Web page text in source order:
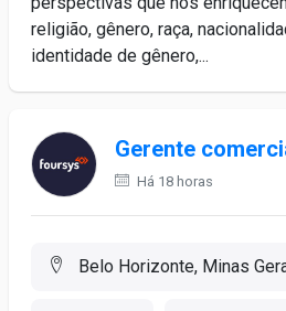
religião, gênero, raça,
identidade de gênero,...
Gerente
Há 18 horas
Belo Horizonte, Minas